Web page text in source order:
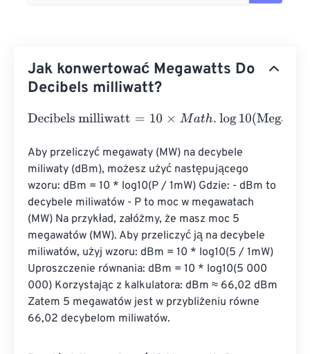
Jak konwertować Megawatts Do
Decibels milliwatt?
Decibels milliwatt=10 ×M ath .log10(Megawatts⋅1000000
Aby przeliczyć megawaty (MW) na decybele
miliwaty (dBm), możesz użyć następującego
wzoru: dBm = 10 * log10(P / 1mW) Gdzie: - dBm to
decybele miliwatów - P to moc w megawatach
(MW) Na przykład, załóżmy, że masz moc 5
megawatów (MW). Aby przeliczyć ją na decybele
miliwatów, użyj wzoru: dBm = 10 * log10(5 / 1mW)
Uproszczenie równania: dBm = 10 * log10(5 000
000) Korzystając z kalkulatora: dBm ≈ 66,02 dBm
Zatem 5 megawatów jest w przybliżeniu równe
66,02 decybelom miliwatów.